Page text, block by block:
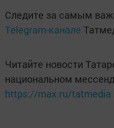
Следите за самым
Telegram-канале
Читайте новости
национальном
https://max.ru/tatmedia